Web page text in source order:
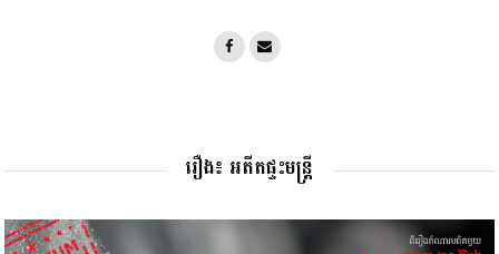
រឿង៖ អតីតផ្ទះមន្រ្តី